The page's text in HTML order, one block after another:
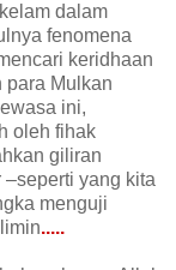
dalam
fenomena
keridhaan
para Mulkan
ini,
oleh fihak
giliran
yang kita
menguji
.....